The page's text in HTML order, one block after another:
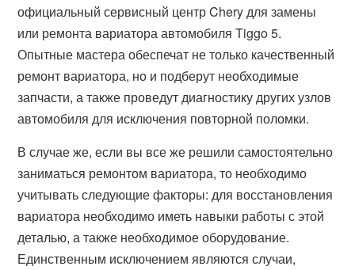
официальный сервисный центр Chery для замены
или ремонта вариатора автомобиля Tiggo 5.
Опытные мастера обеспечат не только качественный
ремонт вариатора, но и подберут необходимые
запчасти, а также проведут диагностику других узлов
автомобиля для исключения повторной поломки.
В случае же, если вы все же решили самостоятельно
заниматься ремонтом вариатора, то необходимо
учитывать следующие факторы: для восстановления
вариатора необходимо иметь навыки работы с этой
деталью, а также необходимое оборудование.
Единственным исключением являются случаи,